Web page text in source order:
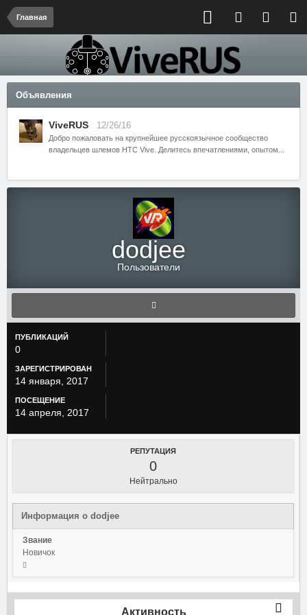
Главная
Объявления
ViveRUS 12/26/16
Добро пожаловать на крупнейшее русскоязычное сообщество
владельцев шлемов HTC Vive. Делитесь впечатлениями, опытом...
dodjee
Пользователи
ПУБЛИКАЦИЙ
0
ЗАРЕГИСТРИРОВАН
14 января, 2017
ПОСЕЩЕНИЕ
14 апреля, 2017
РЕПУТАЦИЯ
0
Нейтрально
Информация о dodjee
Звание
Новичок
Активность